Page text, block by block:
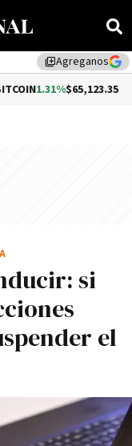
library_addAgreganos
$65,123.35
si
el